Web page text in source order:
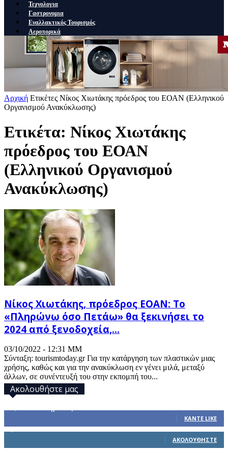
Τεχνολογια
Γαστρονομια
Εναλλακτικός Τουρισμός
Αεροπορικά
Αρχική Ετικέτες Νίκος Χιωτάκης πρόεδρος του ΕΟΑΝ (Ελληνικού
Οργανισμού Ανακύκλωσης)
Ετικέτα: Νίκος Χιωτάκης
πρόεδρος του ΕΟΑΝ
(Ελληνικού Οργανισμού
Ανακύκλωσης)
Νίκος Χιωτάκης, πρόεδρος EOAN: Το
«Πληρώνω όσο Πετάω» θα ξεκινήσει το
2024 από ξενοδοχεία,...
03/10/2022 - 12:31 ΜΜ
Σύνταξη: tourismtoday.gr Για την κατάργηση των πλαστικών μιας
χρήσης, καθώς και για την ανακύκλωση εν γένει μιλά, μεταξύ
άλλων, σε συνέντευξή του στην εκπομπή του...
Ακολουθήστε μας
ΚΆΝΤΕ LIKE
ΑΚΟΛΟΥΘΉΣΤΕ